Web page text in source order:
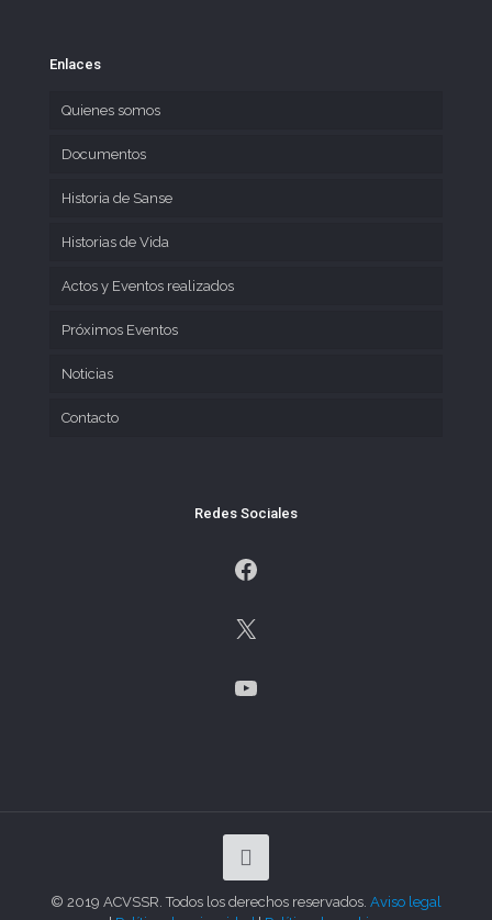
Enlaces
Quienes somos
Documentos
Historia de Sanse
Historias de Vida
Actos y Eventos realizados
Próximos Eventos
Noticias
Contacto
Redes Sociales
Facebook
X
YouTube
© 2019 ACVSSR. Todos los derechos reservados. Aviso legal